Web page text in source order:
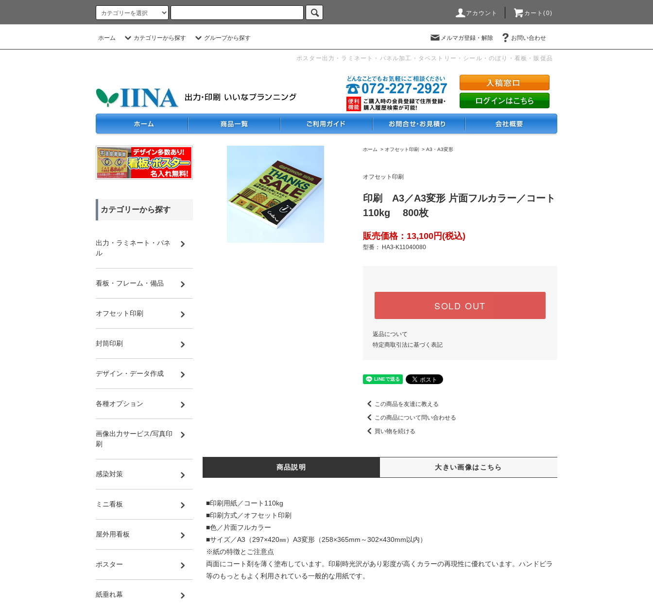
アカウント カート(0)
ホーム カテゴリーから探す グループから探す メルマガ登録・解除 お問い合わせ
ポスター出力・ラミネート・パネル加工・タペストリー・シール・のぼり・看板・販促品
ホーム > オフセット印刷 > A3・A3変形
オフセット印刷
印刷 A3／A3変形 片面フルカラー／コート
110kg 800枚
販売価格：13,100円(税込)
型番： HA3-K11040080
SOLD OUT
返品について
特定商取引法に基づく表記
この商品を友達に教える
この商品について問い合わせる
買い物を続ける
商品説明 大きい画像はこちら
■印刷用紙／コート110kg
■印刷方式／オフセット印刷
■色／片面フルカラー
■サイズ／A3（297×420㎜）A3変形（258×365mm～302×430mm以内）
※紙の特徴とご注意点
両面にコート剤を薄く塗布しています。印刷時光沢があり彩度が高くカラーの再現性に優れています。ハンドビラ
等のもっともよく利用されている一般的な用紙です。
カテゴリーから探す
出力・ラミネート・パネ
ル
看板・フレーム・備品
オフセット印刷
封筒印刷
デザイン・データ作成
各種オプション
画像出力サービス/写真印
刷
感染対策
ミニ看板
屋外用看板
ポスター
紙垂れ幕